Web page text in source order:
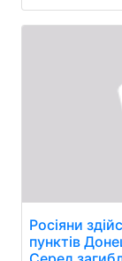
Росіяни
пунктів